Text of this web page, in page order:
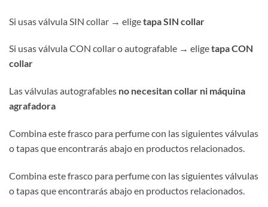
Si usas válvula SIN collar → eligetapa SIN collar
Si usas válvula CON collar o autografable → eligetapa CON
collar
Las válvulas autografables no necesitan collar ni máquina
agrafadora
Combina este frasco para perfume con las siguientes válvulas
o tapas que encontrarás abajo en productos relacionados.
Combina este frasco para perfume con las siguientes válvulas
o tapas que encontrarás abajo en productos relacionados.